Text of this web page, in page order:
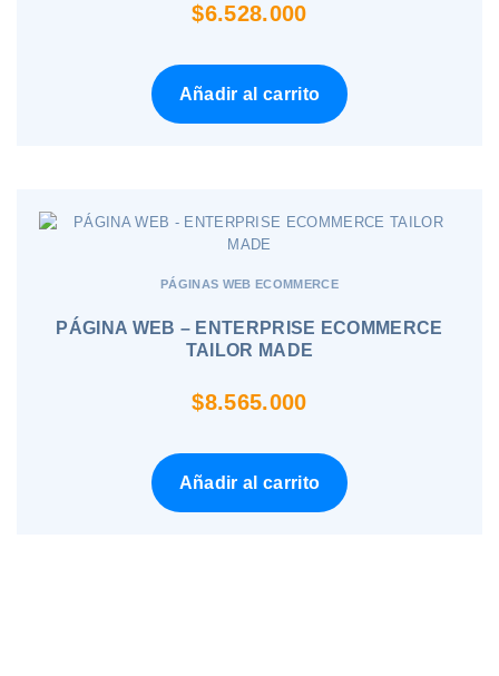
$6.528.000
Añadir al carrito
PÁGINAS WEB ECOMMERCE
PÁGINA WEB – ENTERPRISE ECOMMERCE
TAILOR MADE
$8.565.000
Añadir al carrito